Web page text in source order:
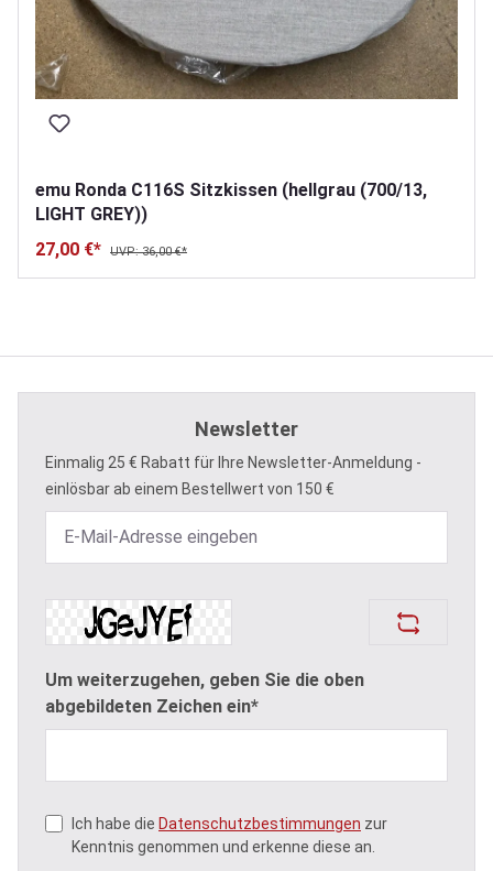
emu Ronda C116S Sitzkissen (hellgrau (700/13,
LIGHT GREY))
27,00 €*
UVP: 36,00 €*
Newsletter
Einmalig 25 € Rabatt für Ihre Newsletter-Anmeldung -
einlösbar ab einem Bestellwert von 150 €
Um weiterzugehen, geben Sie die oben
abgebildeten Zeichen ein*
Ich habe die Datenschutzbestimmungen zur
Kenntnis genommen und erkenne diese an.